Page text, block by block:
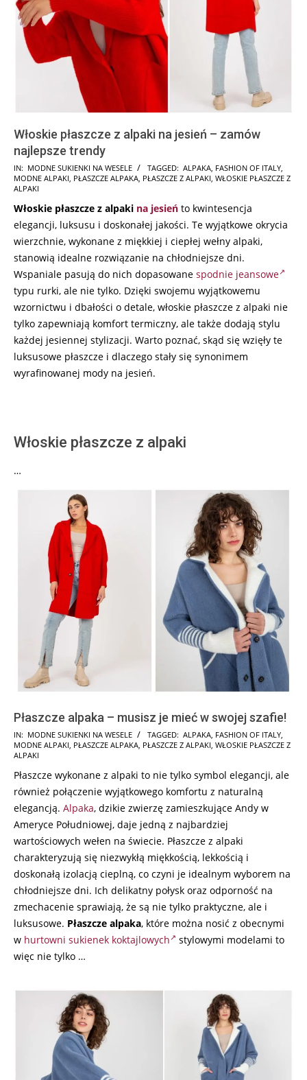
Włoskie płaszcze z alpaki na jesień – zamów
najlepsze trendy
2024-
07-
IN: MODNE SUKIENKI NA WESELE TAGGED: ALPAKA FASHION OF ITALY
MODNE ALPAKI PŁASZCZE ALPAKA PŁASZCZE Z ALPAKI WŁOSKIE PŁASZCZE Z
ALPAKI
Włoskie płaszcze z alpaki na jesień to kwintesencja
elegancji, luksusu i doskonałej jakości. Te wyjątkowe okrycia
wierzchnie, wykonane z miękkiej i ciepłej wełny alpaki,
stanowią idealne rozwiązanie na chłodniejsze dni.
Wspaniale pasują do nich dopasowane spodnie jeansowe
typu rurki, ale nie tylko. Dzięki swojemu wyjątkowemu
wzornictwu i dbałości o detale, włoskie płaszcze z alpaki nie
tylko zapewniają komfort termiczny, ale także dodają stylu
każdej jesiennej stylizacji. Warto poznać, skąd się wzięły te
luksusowe płaszcze i dlaczego stały się synonimem
wyrafinowanej mody na jesień.
Włoskie płaszcze z alpaki
…
Płaszcze alpaka – musisz je mieć w swojej szafie!
2024-
07-
IN: MODNE SUKIENKI NA WESELE TAGGED: ALPAKA FASHION OF ITALY
MODNE ALPAKI PŁASZCZE ALPAKA PŁASZCZE Z ALPAKI WŁOSKIE PŁASZCZE Z
ALPAKI
Płaszcze wykonane z alpaki to nie tylko symbol elegancji, ale
również połączenie wyjątkowego komfortu z naturalną
elegancją. Alpaka, dzikie zwierzę zamieszkujące Andy w
Ameryce Południowej, daje jedną z najbardziej
wartościowych wełen na świecie. Płaszcze z alpaki
charakteryzują się niezwykłą miękkością, lekkością i
doskonałą izolacją cieplną, co czyni je idealnym wyborem na
chłodniejsze dni. Ich delikatny połysk oraz odporność na
zmechacenie sprawiają, że są nie tylko praktyczne, ale i
luksusowe. Płaszcze alpaka, które można nosić z obecnymi
w hurtowni sukienek koktajlowych
stylowymi modelami to
więc nie tylko …